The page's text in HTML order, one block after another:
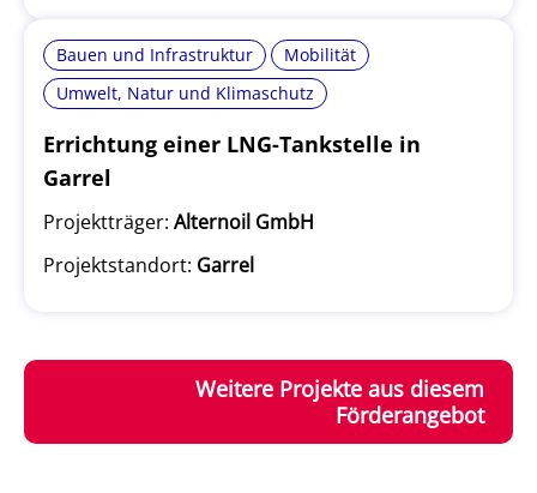
Bauen und Infrastruktur
Mobilität
Umwelt, Natur und Klimaschutz
Errichtung einer LNG-Tankstelle in
Garrel
Projektträger: Alternoil GmbH
Projektstandort: Garrel
Weitere Projekte aus diesem
Förderangebot